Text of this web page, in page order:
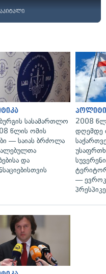
სასამართლო
წლის ომის
— საიას ბრძოლა
და
2008
დღემდე
—